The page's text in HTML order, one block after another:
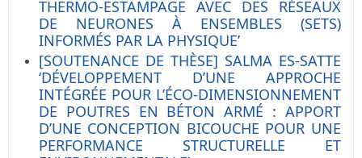
THERMO-ESTAMPAGE AVEC DES RÉSEAUX
DE NEURONES À ENSEMBLES (SETS)
INFORMÉS PAR LA PHYSIQUE’
[SOUTENANCE DE THÈSE] SALMA ES-SATTE
‘DÉVELOPPEMENT D’UNE APPROCHE
INTÉGRÉE POUR L’ÉCO-DIMENSIONNEMENT
DE POUTRES EN BÉTON ARMÉ : APPORT
D’UNE CONCEPTION BICOUCHE POUR UNE
PERFORMANCE STRUCTURELLE ET